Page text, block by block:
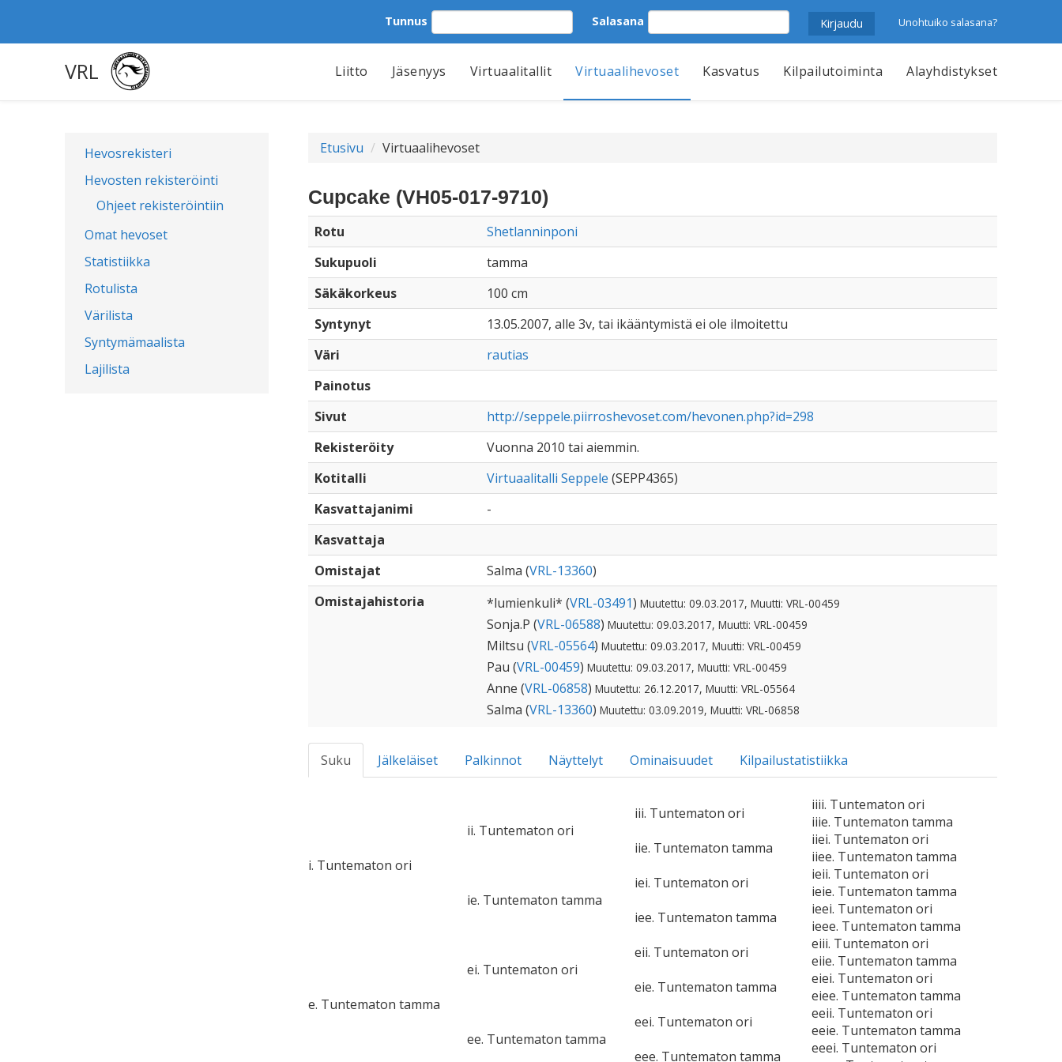
Tunnus Salasana Unohtuiko salasana?
VRL Liitto Jäsenyys Virtuaalitallit Virtuaalihevoset Kasvatus Kilpailutoiminta Alayhdistykset
Hevosrekisteri
Hevosten rekisteröinti
Ohjeet rekisteröintiin
Omat hevoset
Statistiikka
Rotulista
Värilista
Syntymämaalista
Lajilista
Etusivu Virtuaalihevoset
Cupcake (VH05-017-9710)
Rotu
Shetlanninponi
Sukupuoli
tamma
Säkäkorkeus
100 cm
Syntynyt
13.05.2007, alle 3v, tai ikääntymistä ei ole ilmoitettu
Väri
rautias
Painotus
Sivut
http://seppele.piirroshevoset.com/hevonen.php?id=298
Rekisteröity
Vuonna 2010 tai aiemmin.
Kotitalli
Virtuaalitalli Seppele (SEPP4365)
Kasvattajanimi
-
Kasvattaja
Omistajat
Salma (VRL-13360)
Omistajahistoria
*lumienkuli* (VRL-03491) Muutettu: 09.03.2017, Muutti: VRL-00459
Sonja.P (VRL-06588) Muutettu: 09.03.2017, Muutti: VRL-00459
Miltsu (VRL-05564) Muutettu: 09.03.2017, Muutti: VRL-00459
Pau (VRL-00459) Muutettu: 09.03.2017, Muutti: VRL-00459
Anne (VRL-06858) Muutettu: 26.12.2017, Muutti: VRL-05564
Salma (VRL-13360) Muutettu: 03.09.2019, Muutti: VRL-06858
Suku Jälkeläiset Palkinnot Näyttelyt Ominaisuudet Kilpailustatistiikka
i. Tuntematon ori
ii. Tuntematon ori
iii. Tuntematon ori
iiii. Tuntematon ori
iiie. Tuntematon tamma
iie. Tuntematon tamma
iiei. Tuntematon ori
iiee. Tuntematon tamma
ie. Tuntematon tamma
iei. Tuntematon ori
ieii. Tuntematon ori
ieie. Tuntematon tamma
iee. Tuntematon tamma
ieei. Tuntematon ori
ieee. Tuntematon tamma
e. Tuntematon tamma
ei. Tuntematon ori
eii. Tuntematon ori
eiii. Tuntematon ori
eiie. Tuntematon tamma
eie. Tuntematon tamma
eiei. Tuntematon ori
eiee. Tuntematon tamma
ee. Tuntematon tamma
eei. Tuntematon ori
eeii. Tuntematon ori
eeie. Tuntematon tamma
eee. Tuntematon tamma
eeei. Tuntematon ori